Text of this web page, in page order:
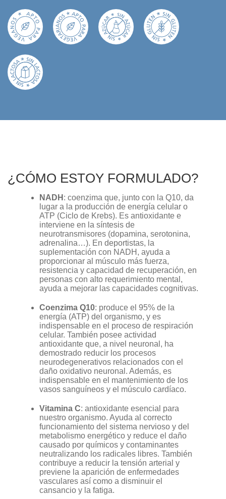
¿CÓMO ESTOY FORMULADO?
NADH : coenzima que, junto con la Q10, da
lugar a la producción de energía celular o
ATP (Ciclo de Krebs). Es antioxidante e
interviene en la síntesis de
neurotransmisores (dopamina, serotonina,
adrenalina…). En deportistas, la
suplementación con NADH, ayuda a
proporcionar al músculo más fuerza,
resistencia y capacidad de recuperación, en
personas con alto requerimiento mental,
ayuda a mejorar las capacidades cognitivas.
Coenzima Q10: produce el 95% de la
energía (ATP) del organismo, y es
indispensable en el proceso de respiración
celular. También posee actividad
antioxidante que, a nivel neuronal, ha
demostrado reducir los procesos
neurodegenerativos relacionados con el
daño oxidativo neuronal. Además, es
indispensable en el mantenimiento de los
vasos sanguíneos y el músculo cardíaco.
Vitamina C: antioxidante esencial para
nuestro organismo. Ayuda al correcto
funcionamiento del sistema nervioso y del
metabolismo energético y reduce el daño
causado por químicos y contaminantes
neutralizando los radicales libres. También
contribuye a reducir la tensión arterial y
previene la aparición de enfermedades
vasculares así como a disminuir el
cansancio y la fatiga.